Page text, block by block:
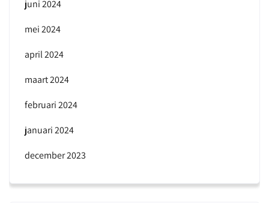
juni 2024
mei 2024
april 2024
maart 2024
februari 2024
januari 2024
december 2023